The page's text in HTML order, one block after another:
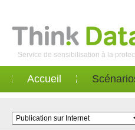
Service de sensibilisation à la
Accueil